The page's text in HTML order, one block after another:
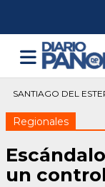
SANTIAGO DEL
Regionales
un